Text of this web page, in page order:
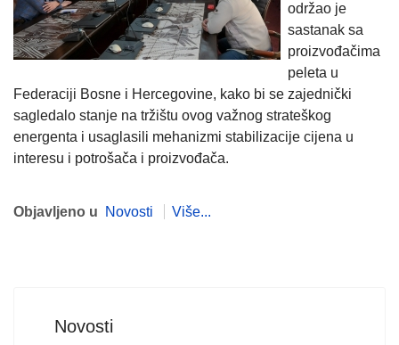
održao je
sastanak sa
proizvođačima
peleta u
Federaciji Bosne i Hercegovine, kako bi se zajednički
sagledalo stanje na tržištu ovog važnog strateškog
energenta i usaglasili mehanizmi stabilizacije cijena u
interesu i potrošača i proizvođača.
Objavljeno u Novosti Više...
Novosti